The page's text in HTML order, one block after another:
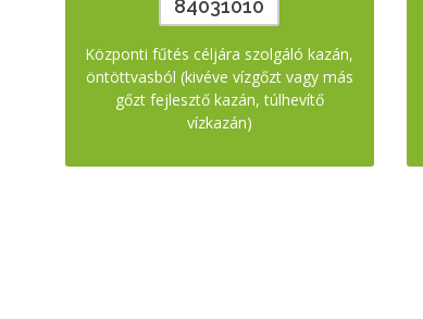
84031010
Központi fűtés céljára szolgáló kazán,
öntöttvasból (kivéve vízgőzt vagy más
gőzt fejlesztő kazán, túlhevítő
vízkazán)